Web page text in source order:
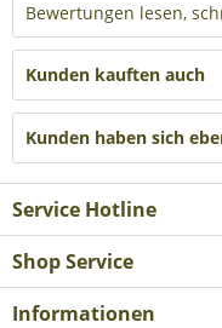
Bewertungen lesen,
Kunden kauften auch
Kunden haben sich
Service Hotline
Shop Service
Informationen